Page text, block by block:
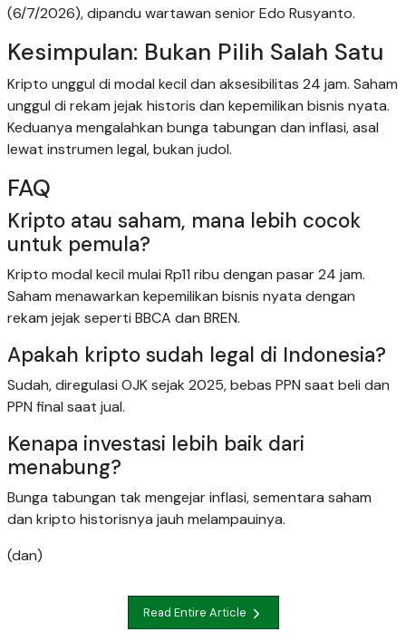
(6/7/2026), dipandu wartawan senior Edo Rusyanto.
Kesimpulan: Bukan Pilih Salah Satu
Kripto unggul di modal kecil dan aksesibilitas 24 jam. Saham
unggul di rekam jejak historis dan kepemilikan bisnis nyata.
Keduanya mengalahkan bunga tabungan dan inflasi, asal
lewat instrumen legal, bukan judol.
FAQ
Kripto atau saham, mana lebih cocok
untuk pemula?
Kripto modal kecil mulai Rp11 ribu dengan pasar 24 jam.
Saham menawarkan kepemilikan bisnis nyata dengan
rekam jejak seperti BBCA dan BREN.
Apakah kripto sudah legal di Indonesia?
Sudah, diregulasi OJK sejak 2025, bebas PPN saat beli dan
PPN final saat jual.
Kenapa investasi lebih baik dari
menabung?
Bunga tabungan tak mengejar inflasi, sementara saham
dan kripto historisnya jauh melampauinya.
(dan)
Read Entire Article